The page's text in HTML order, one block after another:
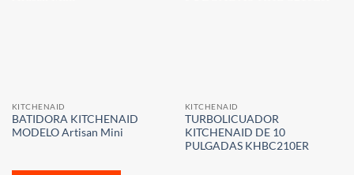
KITCHENAID
BATIDORA KITCHENAID
MODELO Artisan Mini
KITCHENAID
TURBOLICUADOR
KITCHENAID DE 10
PULGADAS KHBC210ER